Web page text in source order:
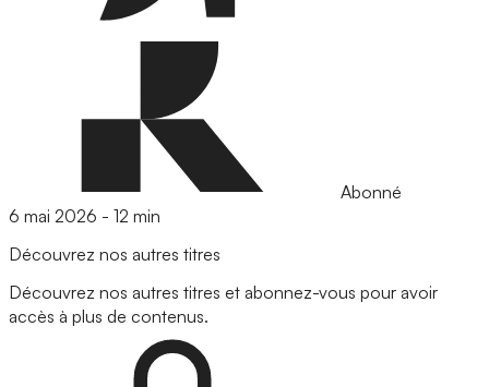
Abonné
6 mai 2026 - 12 min
Découvrez nos autres titres
Découvrez nos autres titres et abonnez-vous pour avoir
accès à plus de contenus.